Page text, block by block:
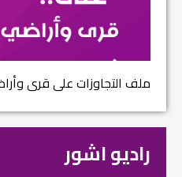
ملف التجاوزات على قرى
راديو اشور